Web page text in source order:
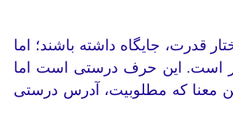
قدرت، جایگاه داشته باشند؛ اما
است. این حرف درستی است اما
معنا که مطلوبیت، آدرس درستی